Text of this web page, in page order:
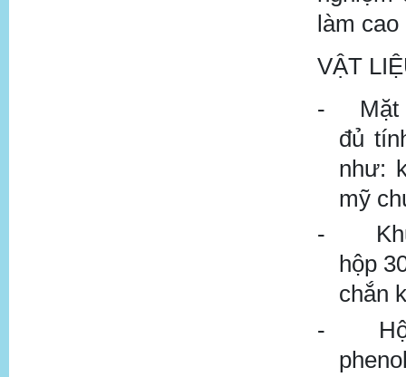
làm cao
VẬT
-
Mặt
đủ
như:
mỹ
-
hộp
chắn
-